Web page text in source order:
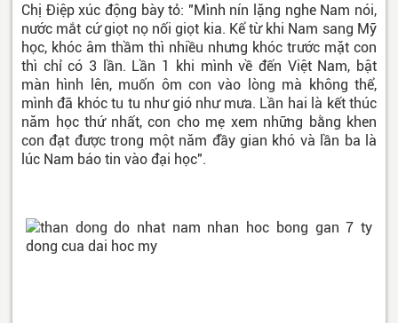
Chị Điệp xúc động bày tỏ: "Mình nín lặng nghe Nam nói,
nước mắt cứ giọt nọ nối giọt kia. Kể từ khi Nam sang Mỹ
học, khóc âm thầm thì nhiều nhưng khóc trước mặt con
thì chỉ có 3 lần. Lần 1 khi mình về đến Việt Nam, bật
màn hình lên, muốn ôm con vào lòng mà không thể,
mình đã khóc tu tu như gió như mưa. Lần hai là kết thúc
năm học thứ nhất, con cho mẹ xem những bằng khen
con đạt được trong một năm đầy gian khó và lần ba là
lúc Nam báo tin vào đại học".